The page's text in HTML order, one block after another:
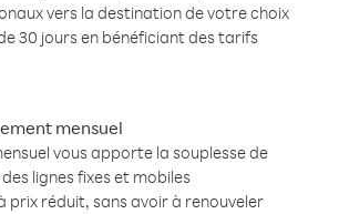
vers la destination de votre choix
30 jours en bénéficiant des tarifs
mensuel
vous apporte la souplesse de
lignes fixes et mobiles
prix réduit, sans avoir à renouveler